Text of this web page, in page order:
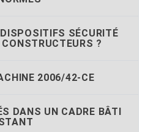
SÉCURITÉ
?
2006/42-CE
DANS UN CADRE BÂTI